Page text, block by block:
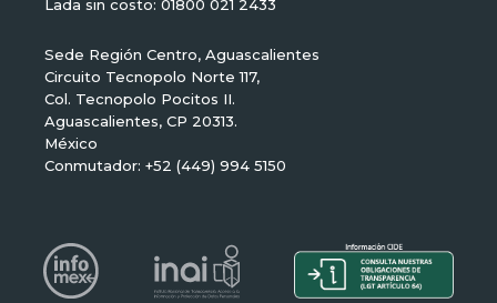
Lada sin costo: 01800 021 2433
Sede Región Centro, Aguascalientes
Circuito Tecnopolo Norte 117,
Col. Tecnopolo Pocitos II.
Aguascalientes, CP 20313.
México
Conmutador: +52 (449) 994 5150